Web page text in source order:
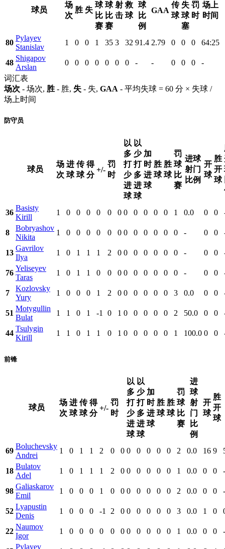
球员
场
次
胜 失
球
比
赛
球
比
赛
射
击
救
球
球
比
例
GAA
传
球
失
球
塞
罚
时
场上
时间
80
Pylayev
Stanislav
1 0 0 1 35 3 32 91.4 2.79 0 0 0 64:25
48
Shigapov
Arslan
0 0 0 0 0 0 0 - - 0 0 0
-
词汇表
场次 - 场次, 胜 - 胜, 失 - 失, GAA - 平均失球 = 60 分 × 失球 /
场上时间
防守员
球员
场
次
进
球
传
球
得
分
+/-
罚
时
以
多
打
少
进
球
以
少
打
多
进
球
加
时
进
球
胜
球
胜
球
罚
球
比
赛
进球
射门
比例
开
球
胜
开
球
36
Basisty
Kirill
1 0 0 0 0 0 0 0 0 0 0 0 1 0.0 0 0
8
Bobryashov
Nikita
1 0 0 0 0 0 0 0 0 0 0 0 0 - 0 0
13
Gavrilov
Ilya
1 0 1 1 1 2 0 0 0 0 0 0 0 - 0 0
76
Yeliseyev
Taras
1 0 1 1 0 0 0 0 0 0 0 0 0 - 0 0
7
Kozlovsky
Yury
1 0 0 0 1 2 0 0 0 0 0 0 3 0.0 0 0
51
Motygullin
Bulat
1 1 0 1 -1 0 1 0 0 0 0 0 2 50.0 0 0
44
Tsulygin
Kirill
1 1 0 1 1 0 1 0 0 0 0 0 1 100.0 0 0
前锋
球员
场
次
进
球
传
球
得
分
+/-
罚
时
以
多
打
少
进
球
以
少
打
多
进
球
加
时
进
球
胜
球
胜
球
罚
球
比
赛
进
球
射
门
比
例
开
球
胜
开
球
69
Boluchevsky
Andrei
1 0 1 1 2 0 0 0 0 0 0 0 2 0.0 16 9
18
Bulatov
Adel
1 0 1 1 1 2 0 0 0 0 0 0 1 0.0 0 0 -
98
Galiaskarov
Emil
1 0 0 0 1 0 0 0 0 0 0 0 2 0.0 0 0 -
52
Lyapustin
Denis
1 0 0 0 -1 2 0 0 0 0 0 0 3 0.0 1 0
22
Naumov
Igor
1 0 0 0 0 0 0 0 0 0 0 0 1 0.0 0 0 -
Pylayev